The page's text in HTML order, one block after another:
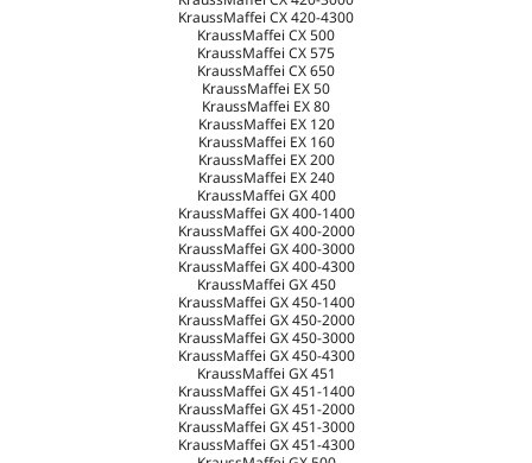
KraussMaffei CX 420-4300
KraussMaffei CX 500
KraussMaffei CX 575
KraussMaffei CX 650
KraussMaffei EX 50
KraussMaffei EX 80
KraussMaffei EX 120
KraussMaffei EX 160
KraussMaffei EX 200
KraussMaffei EX 240
KraussMaffei GX 400
KraussMaffei GX 400-1400
KraussMaffei GX 400-2000
KraussMaffei GX 400-3000
KraussMaffei GX 400-4300
KraussMaffei GX 450
KraussMaffei GX 450-1400
KraussMaffei GX 450-2000
KraussMaffei GX 450-3000
KraussMaffei GX 450-4300
KraussMaffei GX 451
KraussMaffei GX 451-1400
KraussMaffei GX 451-2000
KraussMaffei GX 451-3000
KraussMaffei GX 451-4300